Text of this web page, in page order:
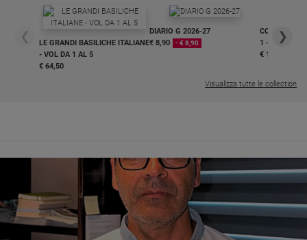
❮
LE GRANDI BASILICHE ITALIANE
- VOL DA 1 AL 5
€ 64,50
DIARIO G 2026-27
€ 8,90
- € 8,90
COLLANA
1 - 2
€ 18,50
❯
Visualizza tutte le collection